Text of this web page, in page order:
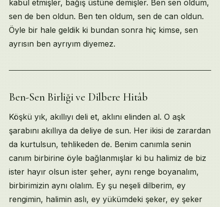
kabul etmişler, bağış üstüne demişler. Ben sen oldum,
sen de ben oldun. Ben ten oldum, sen de can oldun.
Öyle bir hale geldik ki bundan sonra hiç kimse, sen
ayrısın ben ayrıyım diyemez.
Ben-Sen Birliği ve Dilbere Hitâb
Köşkü yık, akıllıyı deli et, aklını elinden al. O aşk
şarabını akıllıya da deliye de sun. Her ikisi de zarardan
da kurtulsun, tehlikeden de. Benim canımla senin
canım birbirine öyle bağlanmışlar ki bu halimiz de biz
ister hayır olsun ister şeher, aynı renge boyanalım,
birbirimizin aynı olalım. Ey şu neşeli dilberim, ey
rengimin, halimin aslı, ey yükümdeki şeker, ey şeker